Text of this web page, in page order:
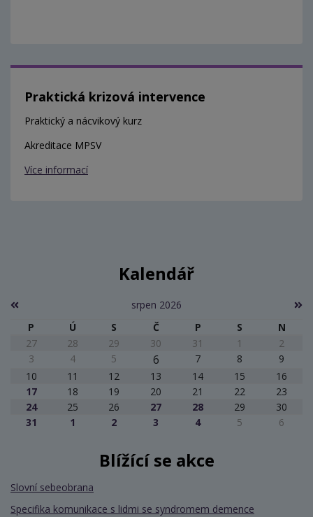
Praktická krizová intervence
Praktický a nácvikový kurz
Akreditace MPSV
Více informací
Kalendář
srpen 2026
P
Ú S Č P S
N
27
28 29 30 31 1
2
3
4 5 6 7 8
9
10
11 12 13 14 15
16
17
18 19 20 21 22
23
24
25 26 27 28 29
30
31
1 2 3 4 5 6
Blížící se akce
Slovní sebeobrana
Specifika komunikace s lidmi se syndromem demence